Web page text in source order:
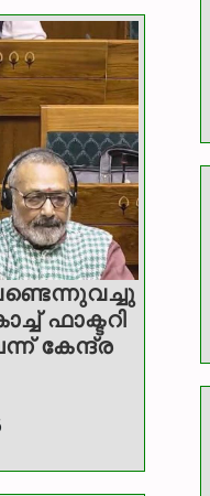
ഫാക്ടറി
കേന്ദ്ര